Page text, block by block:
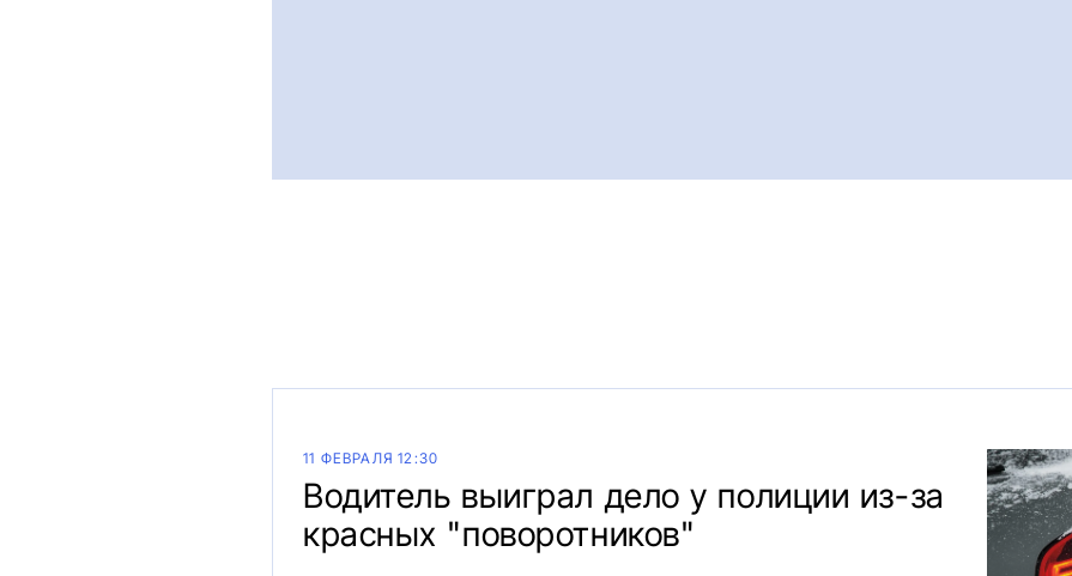
11 ФЕВРАЛЯ 12:30
Водитель выиграл дело у полиции из-за
красных "поворотников"